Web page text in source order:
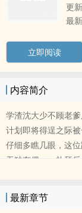
更
最
立即阅读
内容简介
学渣沈大少不顾老
计划即将得逞之际
仔细多瞧几眼，这
无独有偶，一礼拜
结果发现自己竟和
荃兴坐馆的金叵罗和
最新章节